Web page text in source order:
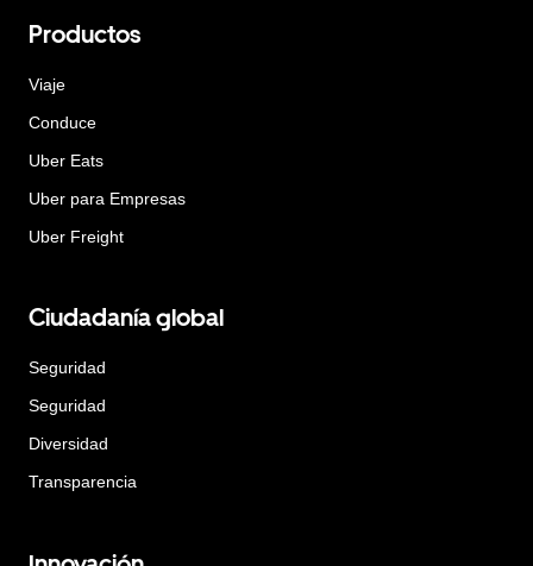
Productos
Viaje
Conduce
Uber Eats
Uber para Empresas
Uber Freight
Ciudadanía global
Seguridad
Seguridad
Diversidad
Transparencia